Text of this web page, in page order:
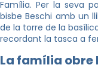
Família. Per la seva
bisbe Beschi amb un
de la torre de la
recordant la tasca a
La família obre